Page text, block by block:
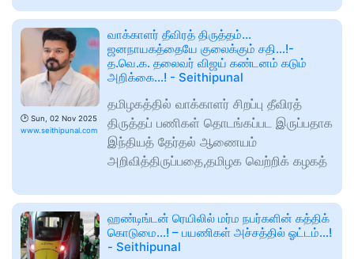
🕑 Sun, 02 Nov 2025
www.seithipunal.com
வாக்காளர் தீவிரத் திருத்தம்...
ஜனநாயகத்தையே குலைக்கும் சதி...!-
த.வெ.க. தலைவர் விஜய் கண்டனம் கடும்
அறிக்கை...! - Seithipunal
தமிழகத்தில் வாக்காளர் சிறப்பு தீவிரத்
திருத்தப் பணிகள் தொடங்கப்பட இருப்பதாக
இந்தியத் தேர்தல் ஆணையம்
அறிவித்திருப்பதை,தமிழக வெற்றிக் கழகத்
ஹண்டிங்டன் ரெயிலில் மர்ம நபர்களின் கத்திக்
கொடுமை...! – பயணிகள் அச்சத்தில் ஓட்டம்...!
- Seithipunal